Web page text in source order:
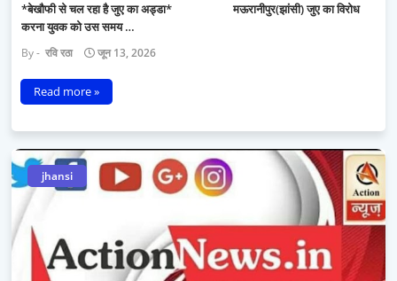
*बेखौफी से चल रहा है जुए का अड्डा* मऊरानीपुर(झांसी) जुए का विरोध
करना युवक को उस समय …
रवि रठा जून 13, 2026
Read more »
jhansi